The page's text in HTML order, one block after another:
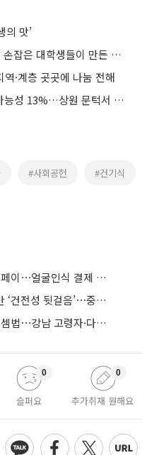
의 맛’
다이닝브랜즈그룹, '영케어러' 손잡은 대학생들이 만든 일상의 기적
·계층 곳곳에 나눔 전해
美 클래리티 법안 연내 통과 가능성 13%…상원 문턱서 제동
#사회공헌 #건기식
가입 문턱 낮추는 토스 페이스페이⋯얼굴인식 결제 확산 속도낸다
5대 은행, 상반기 9조 벌었지만 ‘건전성 뒷걸음’⋯중기대출 문턱 높아지나
세제 개편에 복잡해진 자산가 셈법⋯강남 고령자·다주택자 ‘자산재편 고심’
슬퍼요
0
추가취재 원해요
0